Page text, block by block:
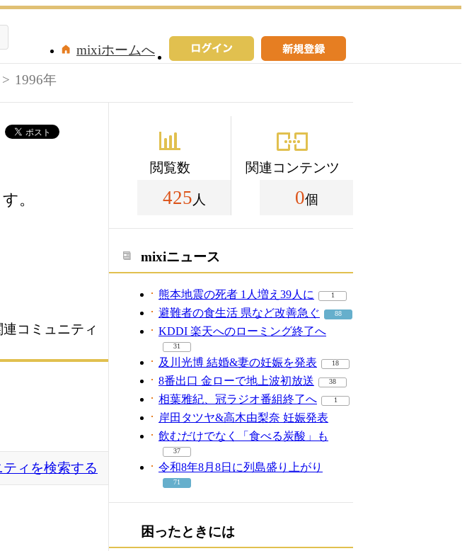
mixiホームへ
1996年
。
コミュニティ
ティを検索する
閲覧数
425 人
関連コンテンツ
0個
mixiニュース
熊本地震の死者 1人増え39人に 1
避難者の食生活 県など改善急ぐ 88
KDDI 楽天へのローミング終了へ
31
及川光博 結婚&妻の妊娠を発表 18
8番出口 金ローで地上波初放送 38
相葉雅紀、冠ラジオ番組終了へ 1
岸田タツヤ&高木由梨奈 妊娠発表
飲むだけでなく「食べる炭酸」も
37
令和8年8月8日に列島盛り上がり
71
困ったときには